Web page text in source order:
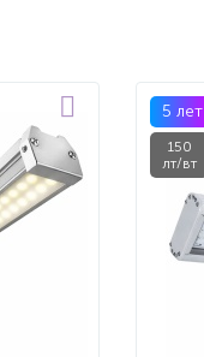
5 лет
150
лт/вт